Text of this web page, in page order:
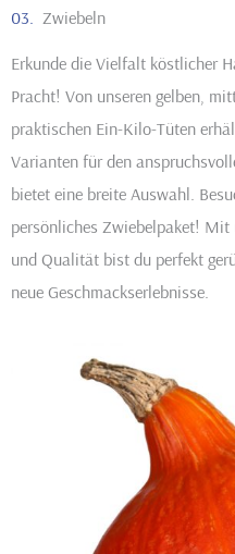
03. Zwiebeln
Erkunde die Vielfalt köstlicher
Pracht! Von unseren gelben,
praktischen Ein-Kilo-Tüten
Varianten für den
bietet eine breite Auswahl.
persönliches Zwiebelpaket!
und Qualität bist du perfekt
neue Geschmackserlebnisse.